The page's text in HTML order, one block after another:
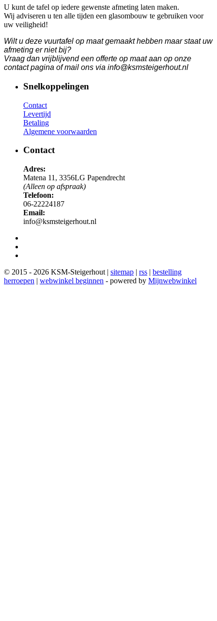
U kunt de tafel op iedere gewenste afmeting laten maken.
Wij adviseren u ten alle tijden een glasombouw te gebruiken voor
uw veiligheid!
Wilt u deze vuurtafel op maat gemaakt hebben maar staat uw
afmeting er niet bij?
Vraag dan vrijblijvend een offerte op maat aan op onze
contact pagina of mail ons via info@ksmsteigerhout.nl
Snelkoppelingen
Contact
Levertijd
Betaling
Algemene voorwaarden
Contact
Adres:
Matena 11, 3356LG Papendrecht
(Alleen op afspraak)
Telefoon:
06-22224187
Email:
info@ksmsteigerhout.nl
© 2015 - 2026 KSM-Steigerhout | sitemap | rss | bestelling
herroepen | webwinkel beginnen - powered by Mijnwebwinkel